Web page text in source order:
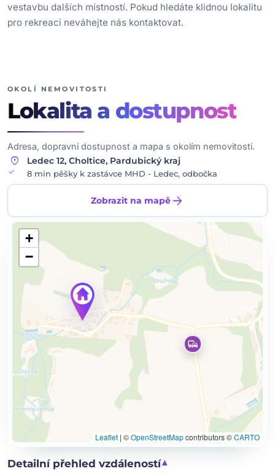
vestavbu dalších místností. Pokud hledáte klidnou lokalitu
pro rekreaci neváhejte nás kontaktovat.
OKOLÍ NEMOVITOSTI
Lokalita a dostupnost
Adresa, dopravní dostupnost a mapa s okolím nemovitosti.
location_on Ledec 12, Choltice, Pardubický kraj
check 8 min pěšky k zastávce MHD - Ledec, odbočka
Zobrazit na mapěarrow_forward
+
−
Leaflet | ©OpenStreetMapcontributors ©CARTO
Detailní přehled vzdáleností